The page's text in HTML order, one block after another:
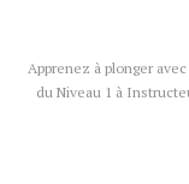
Apprenez à plonger
du Niveau 1 à